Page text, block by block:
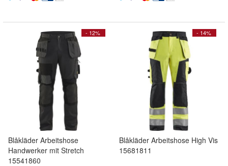
- 12%
Blåkläder Arbeitshose
Handwerker mit Stretch
15541860
- 14%
Blåkläder Arbeitshose High Vis
15681811